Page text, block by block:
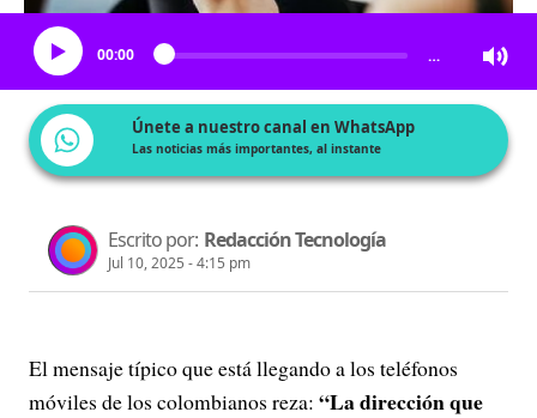
00:00 …
Únete a nuestro canal en WhatsApp
Las noticias más importantes, al instante
Escrito por: Redacción Tecnología
Jul 10, 2025 - 4:15 pm
El mensaje típico que está llegando a los teléfonos
móviles de los colombianos reza: “La dirección que